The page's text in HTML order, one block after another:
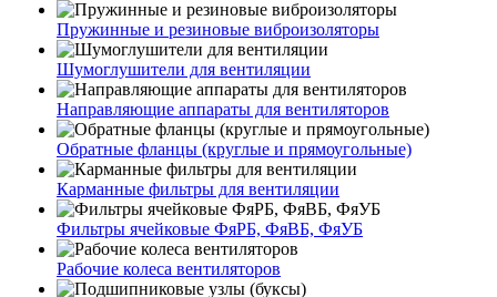
Пружинные и резиновые виброизоляторы
Шумоглушители для вентиляции
Направляющие аппараты для вентиляторов
Обратные фланцы (круглые и прямоугольные)
Карманные фильтры для вентиляции
Фильтры ячейковые ФяРБ, ФяВБ, ФяУБ
Рабочие колеса вентиляторов